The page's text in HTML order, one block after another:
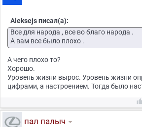
Aleksejs писал(а):
Все для народа , все во благо народа .
А вам все было плохо .
А чего плохо то?
Хорошо.
Уровень жизни вырос. Уровень жизни
цифрами, а настроением. Тогда было
пал палыч